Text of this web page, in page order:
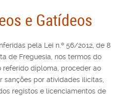
e Gatídeos
pela Lei n.º 56/2012, de 8
de Freguesia, nos termos do
referido diploma, proceder ao
por atividades ilícitas,
registos e licenciamentos de